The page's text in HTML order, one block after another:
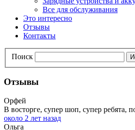
Все для обслуживания
Это интересно
Отзывы
Контакты
Поиск
Отзывы
Орфей
В восторге, супер шоп, супер ребята,
около 2 лет назад
Ольга